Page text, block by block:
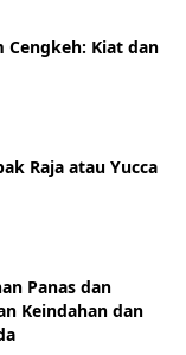
Cengkeh: Kiat dan
Raja atau Yucca
Panas dan
Keindahan dan